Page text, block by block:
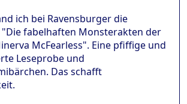
ich bei Ravensburger die
fabelhaften Monsterakten der
McFearless". Eine pfiffige und
Leseprobe und
Das schafft